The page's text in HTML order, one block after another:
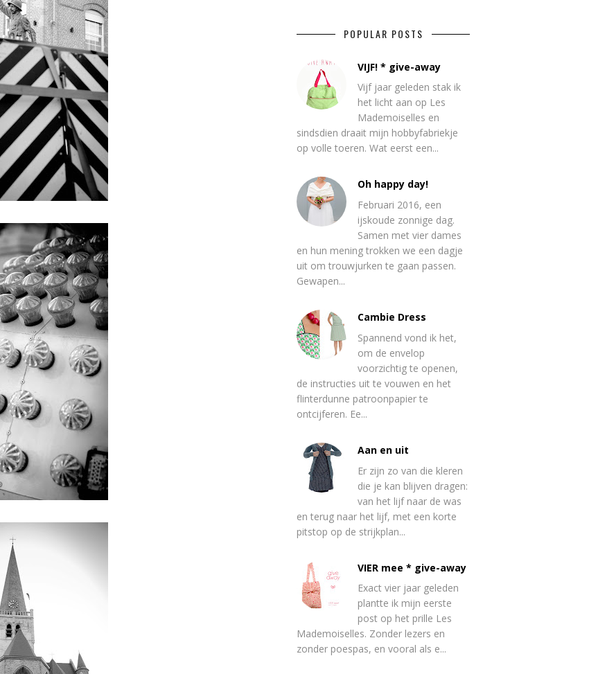
POPULAR POSTS
VIJF! * give-away
Vijf jaar geleden stak ik
het licht aan op Les
Mademoiselles en
sindsdien draait mijn hobbyfabriekje
op volle toeren. Wat eerst een...
Oh happy day!
Februari 2016, een
ijskoude zonnige dag.
Samen met vier dames
en hun mening trokken we een dagje
uit om trouwjurken te gaan passen.
Gewapen...
Cambie Dress
Spannend vond ik het,
om de envelop
voorzichtig te openen,
de instructies uit te vouwen en het
flinterdunne patroonpapier te
ontcijferen. Ee...
Aan en uit
Er zijn zo van die kleren
die je kan blijven dragen:
van het lijf naar de was
en terug naar het lijf, met een korte
pitstop op de strijkplan...
VIER mee * give-away
Exact vier jaar geleden
plantte ik mijn eerste
post op het prille Les
Mademoiselles. Zonder lezers en
zonder poespas, en vooral als e...